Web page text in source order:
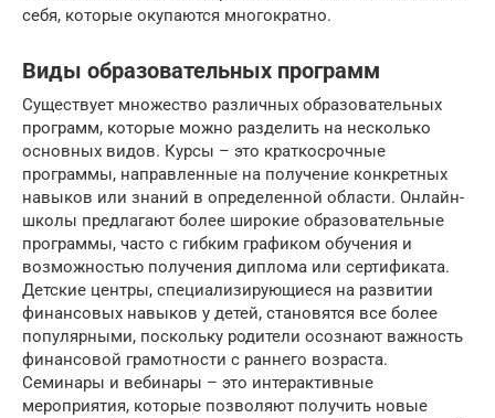
себя, которые окупаются многократно.
Виды образовательных программ
Существует множество различных образовательных
программ, которые можно разделить на несколько
основных видов. Курсы – это краткосрочные
программы, направленные на получение конкретных
навыков или знаний в определенной области. Онлайн-
школы предлагают более широкие образовательные
программы, часто с гибким графиком обучения и
возможностью получения диплома или сертификата.
Детские центры, специализирующиеся на развитии
финансовых навыков у детей, становятся все более
популярными, поскольку родители осознают важность
финансовой грамотности с раннего возраста.
Семинары и вебинары – это интерактивные
мероприятия, которые позволяют получить новые